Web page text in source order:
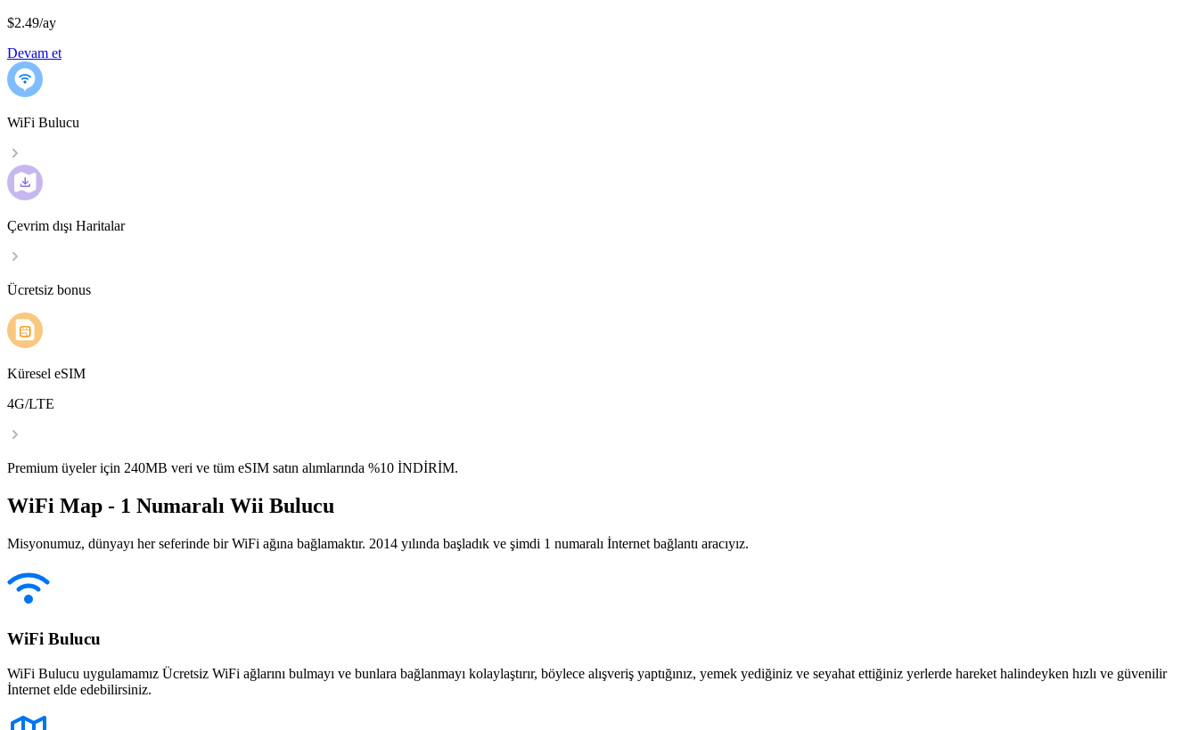
$2.49/ay
Devam et
WiFi Bulucu
Çevrim dışı Haritalar
Ücretsiz bonus
Küresel eSIM
4G/LTE
Premium üyeler için 240MB veri ve tüm eSIM satın alımlarında %10 İNDİRİM.
WiFi Map - 1 Numaralı Wii Bulucu
Misyonumuz, dünyayı her seferinde bir WiFi ağına bağlamaktır. 2014 yılında başladık ve şimdi 1 numaralı İnternet bağlantı aracıyız.
WiFi Bulucu
WiFi Bulucu uygulamamız Ücretsiz WiFi ağlarını bulmayı ve bunlara bağlanmayı kolaylaştırır, böylece alışveriş yaptığınız, yemek yediğiniz ve seyahat ettiğiniz yerlerde hareket halindeyken hızlı ve güvenilir
İnternet elde edebilirsiniz.